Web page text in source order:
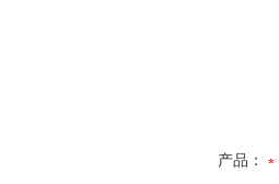
产品：